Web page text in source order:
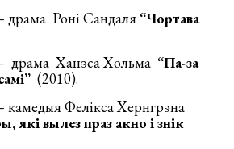
драма Роні Сандаля “Чортава
драма Ханэса Хольма “Па-за
(2010).
камедыя Фелікса Хернгрэна
які вылез праз акно і знік